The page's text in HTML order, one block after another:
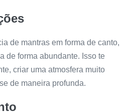
de mantras em forma de canto,
de forma abundante. Isso te
criar uma atmosfera muito
de maneira profunda.